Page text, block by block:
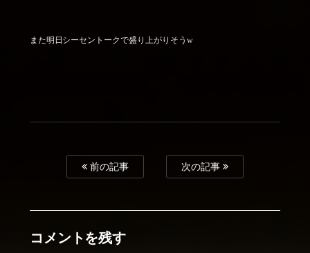
また明日シーセントークで盛り上がりそうw
前の記事 次の記事
コメントを残す